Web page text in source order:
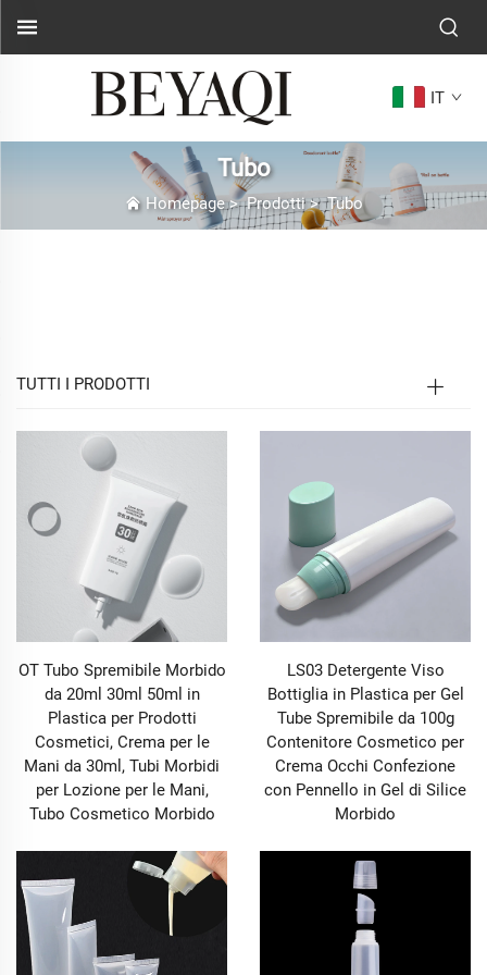
IT
Tubo
Homepage>Prodotti>Tubo
più di un semplice contenitore: è un ambasciatore
silenzioso del marchio che si connette con i
consumatori a prima vista e ne modella l'intera
esperienza del prodotto. Tra le innumerevoli soluzioni
di imballaggio disponibili, il Tubo si distingue come
una scelta versatile, facile da utilizzare e altamente
personalizzabile, in particolare per prodotti cosmetici e
per la cura personale. La nostra gamma di tubi
cosmetici in plastica è diventata un punto di riferimento
per i principali marchi di bellezza in tutto il mondo,
adattandosi perfettamente a una vasta gamma di
formulazioni: dai detergenti viso cremosi e fondotinta
modulabili, fino alle leggere creme BB, lozioni corpo
nutrienti, creme mani idratanti, schermi solari ad ampio
spettro e correttori con alta coprenza. Ogni tubo che
realizziamo è progettato non solo per proteggere
ingredienti attivi, prevenendo contaminazioni ed
estendendo la durata – ma anche per migliorare la
routine quotidiana dell'utente, grazie a una struttura
facile da premere, una distribuzione precisa e una
forma compatta che si adatta perfettamente a trousse,
kit da viaggio o scaffali del bagno.
TUTTI I PRODOTTI
OT Tubo Spremibile Morbido
da 20ml 30ml 50ml in
Plastica per Prodotti
Cosmetici, Crema per le
Mani da 30ml, Tubi Morbidi
per Lozione per le Mani,
Tubo Cosmetico Morbido
LS03 Detergente Viso
Bottiglia in Plastica per Gel
Tube Spremibile da 100g
Contenitore Cosmetico per
Crema Occhi Confezione
con Pennello in Gel di Silice
Morbido